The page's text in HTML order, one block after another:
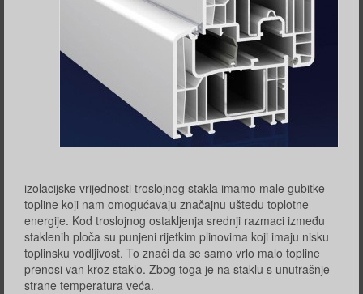
izolacijske vrijednosti troslojnog stakla imamo male gubitke
topline koji nam omogućavaju značajnu uštedu toplotne
energije. Kod troslojnog ostakljenja srednji razmaci između
staklenih ploča su punjeni rijetkim plinovima koji imaju nisku
toplinsku vodljivost. To znači da se samo vrlo malo topline
prenosi van kroz staklo. Zbog toga je na staklu s unutrašnje
strane temperatura veća.